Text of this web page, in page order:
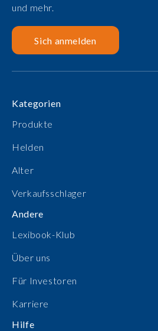
und mehr.
Sich anmelden
Kategorien
Produkte
Helden
Alter
Verkaufsschlager
Andere
Lexibook-Klub
Über uns
Für Investoren
Karriere
Hilfe